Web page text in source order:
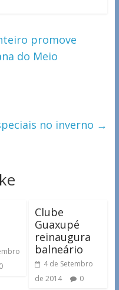
promove
do Meio
no inverno →
0
Clube
Guaxupé
reinaugura
balneário
4 de Setembro
de 2014
0